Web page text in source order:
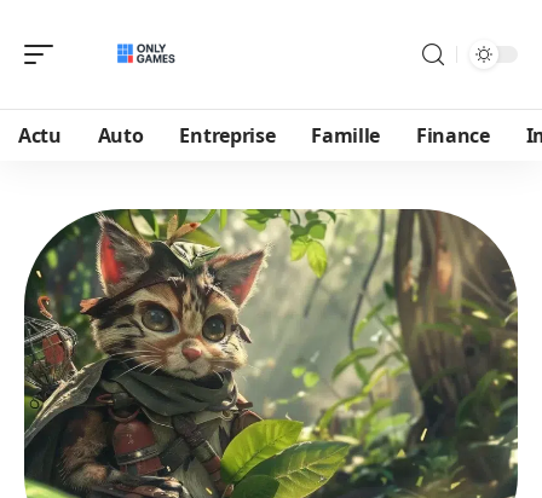
Actu Auto Entreprise Famille Finance